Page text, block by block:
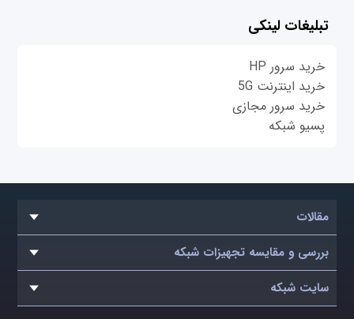
تبلیغات لینکی
خرید سرور HP
خرید اینترنت 5G
خرید سرور مجازی
پسیو شبکه
مقالات
بررسی و مقایسه تجهیزات شبکه
سایت شبکه